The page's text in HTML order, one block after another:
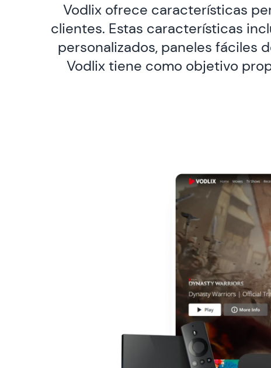
Vodlix ofrece características
clientes. Estas características
personalizados, paneles fáciles
Vodlix tiene como objetivo